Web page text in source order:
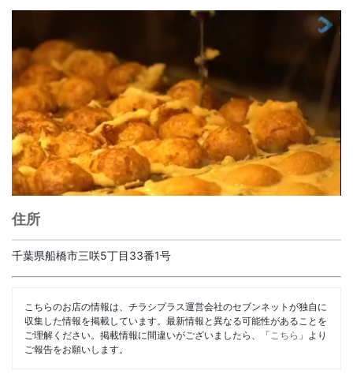
住所
千葉県船橋市三咲5丁目33番1号
こちらのお店の情報は、チラシプラス運営会社のセブンネットが独自に
収集した情報を掲載しています。最新情報と異なる可能性があることを
ご理解ください。掲載情報に間違いがございましたら、「 こちら 」より
ご報告をお願いします。